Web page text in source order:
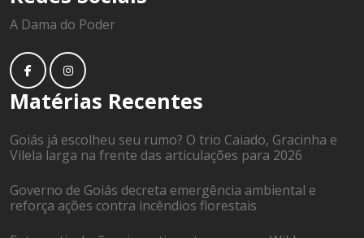
A Dama do Poder
Matérias Recentes
Goiás já escolheu seu rumo? O trio Caiado, Gracinha e
Vilela larga na frente das articulações para 2026
Governo de Goiás decreta emergência ambiental e
reforça ações contra incêndios florestais